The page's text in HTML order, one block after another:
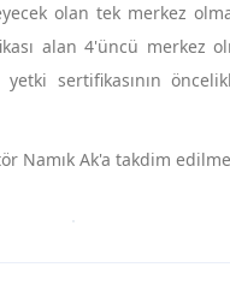
olan tek merkez
alan 4'üncü merkez
sertifikasının
Namık Ak'a takdim